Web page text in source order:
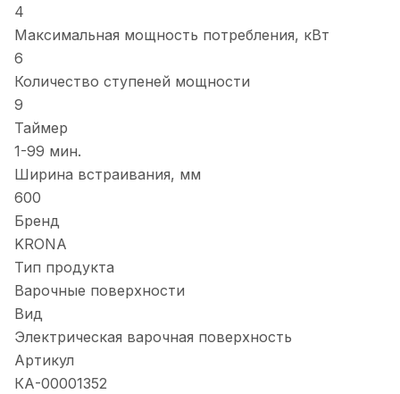
4
Максимальная мощность потребления, кВт
6
Количество ступеней мощности
9
Таймер
1-99 мин.
Ширина встраивания, мм
600
Бренд
KRONA
Тип продукта
Варочные поверхности
Вид
Электрическая варочная поверхность
Артикул
КА-00001352